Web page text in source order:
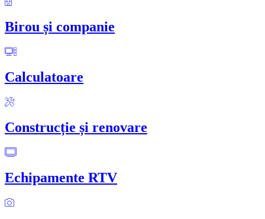
Birou și companie
Calculatoare
Construcție și renovare
Echipamente RTV